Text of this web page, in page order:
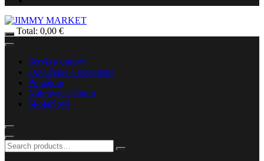
Total: 0,00 €
Servis a opravy
Ozvučenie a osvetlenie
Prenájom
Nahrávacie štúdio
ŠkolaNové